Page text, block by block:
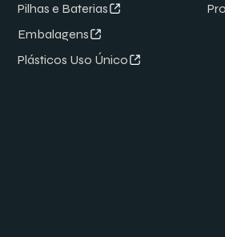
Pilhas e Baterias
Embalagens
Plásticos Uso Único